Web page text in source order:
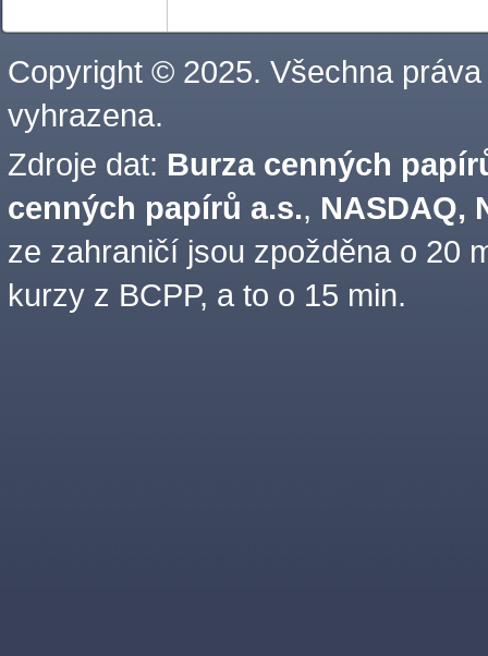
Copyright © 2025. Všechna práva
vyhrazena.
Zdroje dat: Burza cenných
cenných papírů a.s., NASDAQ,
ze zahraničí jsou zpožděna o 20
kurzy z BCPP, a to o 15 min.